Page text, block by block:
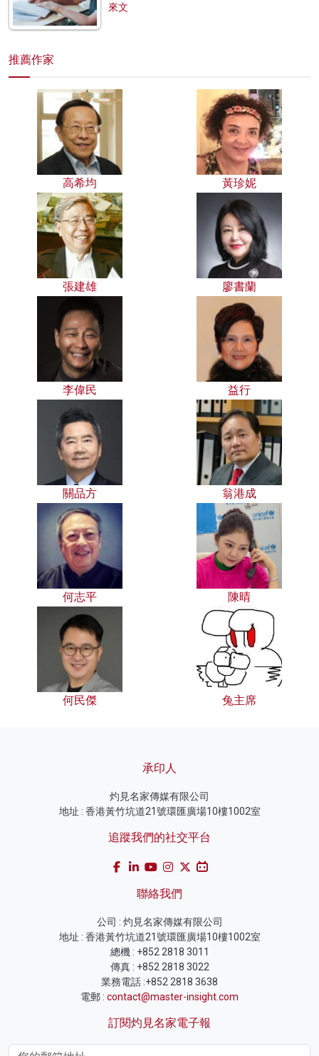
來文
推薦作家
高希均 黃珍妮
張建雄 廖書蘭
李偉民 益行
關品方 翁港成
何志平 陳晴
何民傑 兔主席
承印人
灼見名家傳媒有限公司
地址 : 香港黃竹坑道21號環匯廣場10樓1002室
追蹤我們的社交平台
聯絡我們
公司 : 灼見名家傳媒有限公司
地址 : 香港黃竹坑道21號環匯廣場10樓1002室
總機 : +852 2818 3011
傳真 : +852 2818 3022
業務電話 :+852 2818 3638
電郵 : contact@master-insight.com
訂閱灼見名家電子報